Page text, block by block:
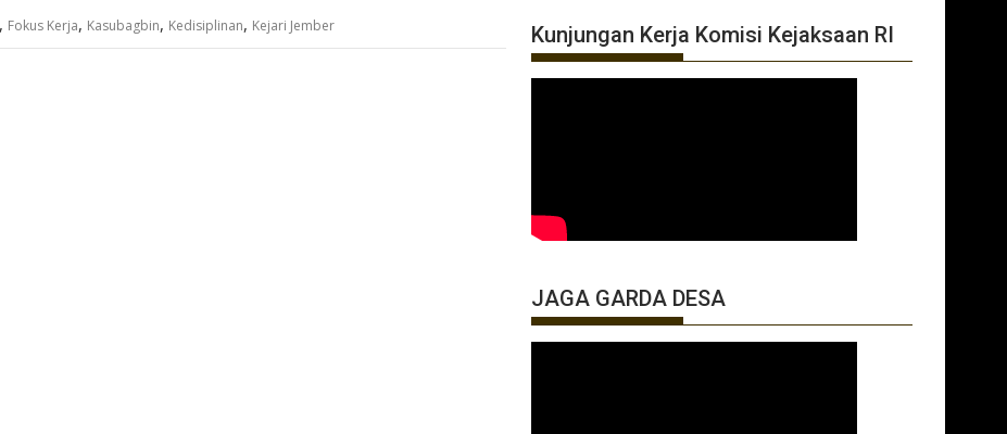
, Fokus Kerja, Kasubagbin, Kedisiplinan, Kejari Jember Kunjungan Kerja Komisi Kejaksaan RI
JAGA GARDA DESA